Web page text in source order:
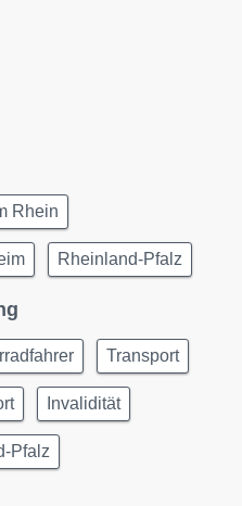
Rhein
Rheinland-Pfalz
Transport
Invalidität
Pfalz